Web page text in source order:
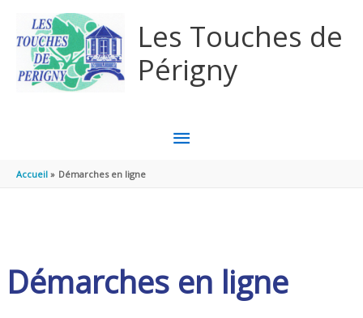
Les Touches de
Périgny
MENU
Accueil Démarches en ligne
Démarches en ligne